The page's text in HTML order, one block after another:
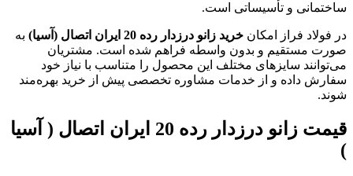
ساختمانی و تأسیساتی است.
در فولاد فراز امکان خرید زانو درزدار رده 20 ایران اتصال (آسیا)
به
صورت مستقیم و بدون واسطه فراهم شده است. مشتریان
می‌توانند سایزهای مختلف این محصول را متناسب با نیاز خود
سفارش داده و از خدمات مشاوره تخصصی پیش از خرید بهره‌مند
شوند.
قیمت زانو درزدار رده 20 ایران اتصال ( آسیا
)